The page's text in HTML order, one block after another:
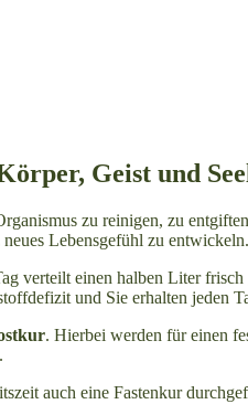
Geist und
zu reinigen, zu
Lebensgefühl zu entwickeln.
verteilt einen halben Liter
und Sie erhalten jeden
. Hierbei werden für einen
auch eine Fastenkur